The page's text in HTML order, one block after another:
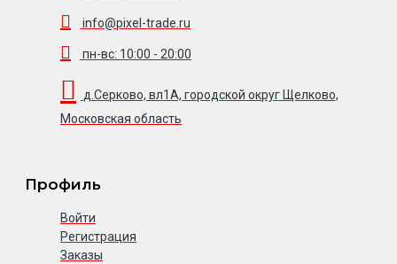
info@pixel-trade.ru
пн-вс: 10:00 - 20:00
д.Серково, вл1А, городской округ Щелково,
Московская область
Профиль
Войти
Регистрация
Заказы